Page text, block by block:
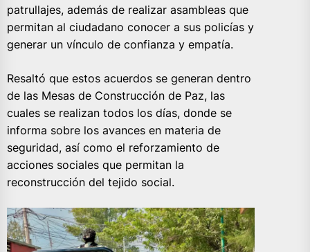
patrullajes, además de realizar asambleas que
permitan al ciudadano conocer a sus policías y
generar un vínculo de confianza y empatía.
Resaltó que estos acuerdos se generan dentro
de las Mesas de Construcción de Paz, las
cuales se realizan todos los días, donde se
informa sobre los avances en materia de
seguridad, así como el reforzamiento de
acciones sociales que permitan la
reconstrucción del tejido social.